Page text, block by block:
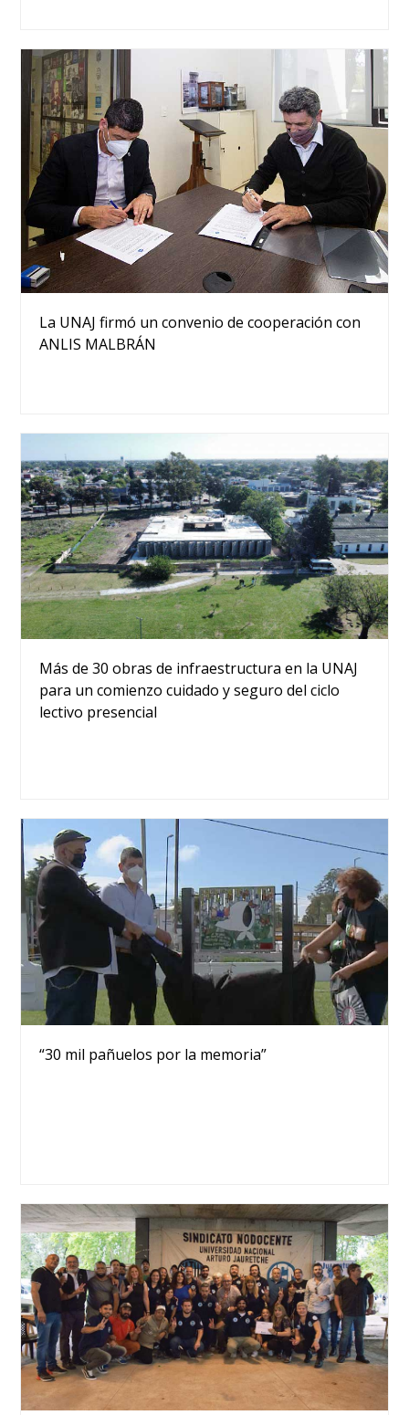
La UNAJ firmó un convenio de cooperación con
ANLIS MALBRÁN
Más de 30 obras de infraestructura en la UNAJ
para un comienzo cuidado y seguro del ciclo
lectivo presencial
“30 mil pañuelos por la memoria”